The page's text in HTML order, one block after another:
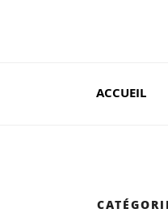
au 02 41
ACCUEIL